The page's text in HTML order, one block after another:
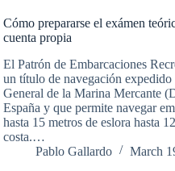
Cómo prepararse el exámen
cuenta propia
El Patrón de Embarcaciones
un título de navegación
General de la Marina Mercante
España y que permite navegar
hasta 15 metros de eslora hasta
costa.…
Pablo Gallardo
March